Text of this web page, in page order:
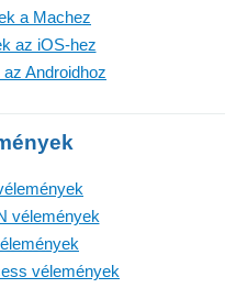
a Machez
az iOS-hez
Androidhoz
vélemények
vélemények